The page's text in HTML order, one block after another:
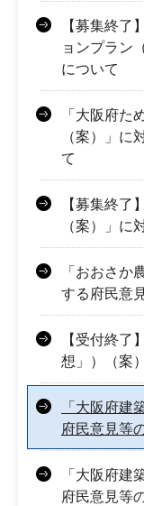
【募集終了
ョンプラン
について
「大阪府た
（案）」に
て
【募集終了
（案）」に
「おおさか
する府民意
【受付終了
想」）（案
「大阪府建
府民意見等
「大阪府建
府民意見等